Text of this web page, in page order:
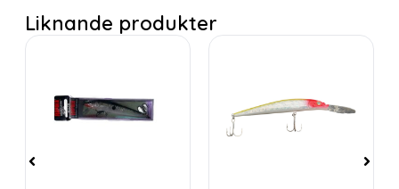
Liknande produkter